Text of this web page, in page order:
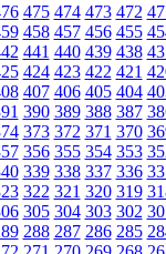
475 474 473 472
458 457 456 455
441 440 439 438
424 423 422 421
407 406 405 404
390 389 388 387
373 372 371 370
356 355 354 353
339 338 337 336
322 321 320 319
305 304 303 302
288 287 286 285